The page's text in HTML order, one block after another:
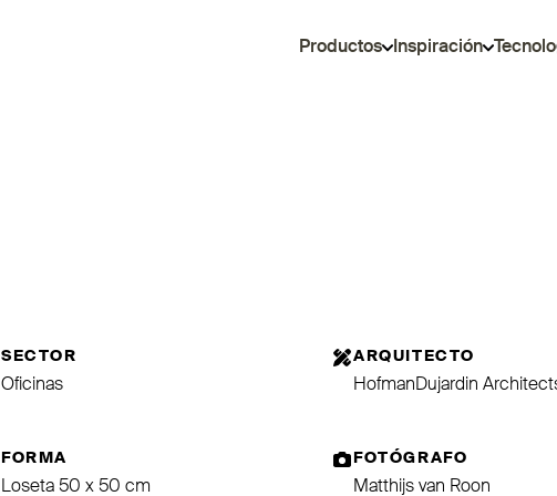
Productos Inspiración
SECTOR
Oficinas
ARQUITECTO
HofmanDujardin
FORMA
Loseta 50 x 50 cm
FOTÓGRAFO
Matthijs van Roon